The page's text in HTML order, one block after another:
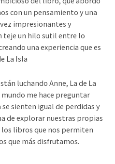
con un pensamiento y una
impresionantes y
teje un hilo sutil entre lo
una experiencia que es
La Isla
luchando Anne, La de La
me hace preguntar
sienten igual de perdidas y
de explorar nuestras propias
los libros que nos permiten
que más disfrutamos.